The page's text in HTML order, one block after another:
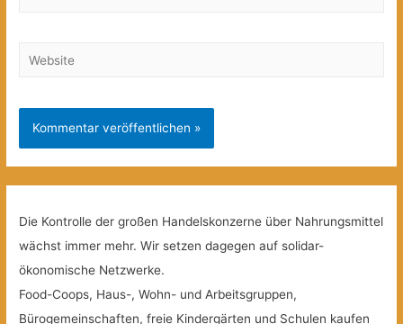
Website
Die Kontrolle der großen Handelskonzerne über Nahrungsmittel
wächst immer mehr. Wir setzen dagegen auf solidar-
ökonomische Netzwerke.
Food-Coops, Haus-, Wohn- und Arbeitsgruppen,
Bürogemeinschaften, freie Kindergärten und Schulen kaufen